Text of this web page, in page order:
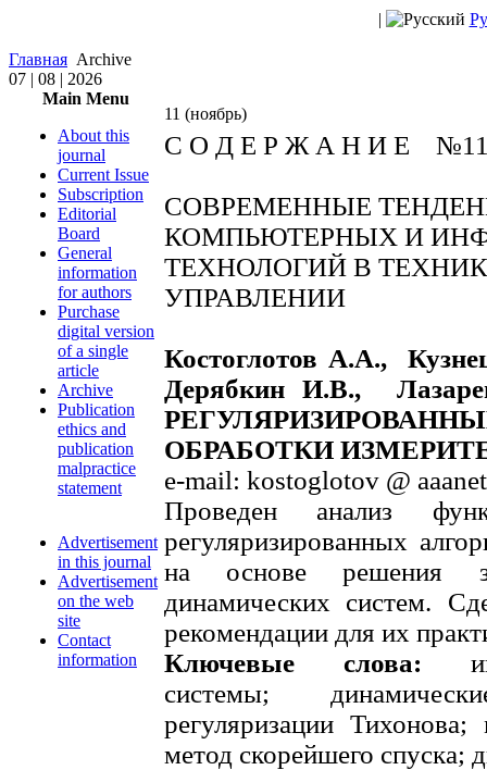
|
Главная Archive
07 | 08 | 2026
Main Menu
About this
journal
Current Issue
Subscription
Editorial
Board
General
information
for authors
Purchase
digital version
of a single
article
Archive
Publication
ethics and
publication
malpractice
statement
Advertisement
in this journal
Advertisement
on the web
site
Contact
information
11 (ноябрь)
С О Д Е Р Ж А Н И Е №11
СОВРЕМЕННЫЕ
КОМПЬЮТЕРНЫХ И
ТЕХНОЛОГИЙ В
УПРАВЛЕНИИ
Костоглотов А.А.,
Дерябкин И.В.,
ОБРАБОТКИ
e-mail: kostoglotov @
Проведен анализ
регуляризированных
на основе решения
динамических систем.
рекомендации для их
Ключевые слова:
системы;
регуляризации
метод скорейшего спуска;